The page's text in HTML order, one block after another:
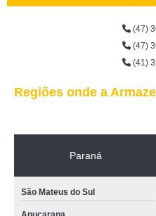
(47)
(47)
(41)
Regiões onde a
Paraná
São Mateus do Sul